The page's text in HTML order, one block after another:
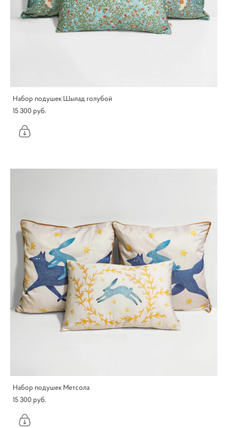
Набор подушек Шылад голубой
15 300 pуб.
Набор подушек Метсола
15 300 pуб.